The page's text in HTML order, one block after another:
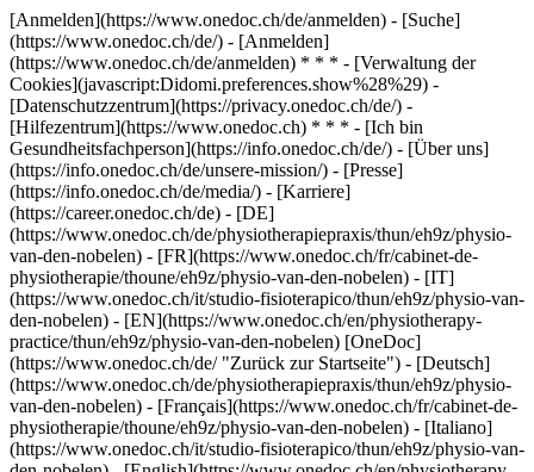
[Anmelden](https://www.onedoc.ch/de/anmelden) - [Suche]
(https://www.onedoc.ch/de/) - [Anmelden]
(https://www.onedoc.ch/de/anmelden) * * * - [Verwaltung der
Cookies](javascript:Didomi.preferences.show%28%29) -
[Datenschutzzentrum](https://privacy.onedoc.ch/de/) -
[Hilfezentrum](https://www.onedoc.ch) * * * - [Ich bin
Gesundheitsfachperson](https://info.onedoc.ch/de/) - [Über uns]
(https://info.onedoc.ch/de/unsere-mission/) - [Presse]
(https://info.onedoc.ch/de/media/) - [Karriere]
(https://career.onedoc.ch/de) - [DE]
(https://www.onedoc.ch/de/physiotherapiepraxis/thun/eh9z/physio-
van-den-nobelen) - [FR](https://www.onedoc.ch/fr/cabinet-de-
physiotherapie/thoune/eh9z/physio-van-den-nobelen) - [IT]
(https://www.onedoc.ch/it/studio-fisioterapico/thun/eh9z/physio-van-
den-nobelen) - [EN](https://www.onedoc.ch/en/physiotherapy-
practice/thun/eh9z/physio-van-den-nobelen) [OneDoc]
(https://www.onedoc.ch/de/ "Zurück zur Startseite") - [Deutsch]
(https://www.onedoc.ch/de/physiotherapiepraxis/thun/eh9z/physio-
van-den-nobelen) - [Français](https://www.onedoc.ch/fr/cabinet-de-
physiotherapie/thoune/eh9z/physio-van-den-nobelen) - [Italiano]
(https://www.onedoc.ch/it/studio-fisioterapico/thun/eh9z/physio-van-